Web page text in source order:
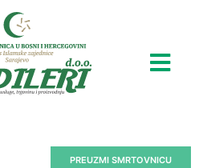
PREUZMI SMRTOVNICU